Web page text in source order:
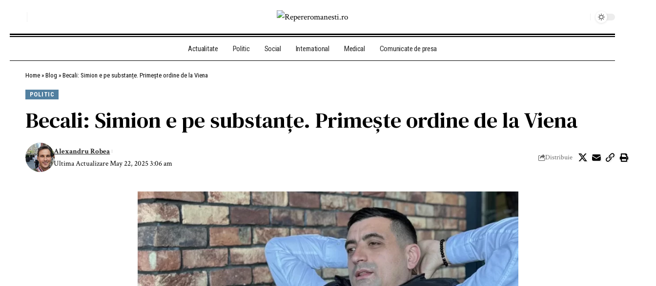
Actualitate Politic Social International Medical Comunicate de presa
Home » Blog » Becali: Simion e pe substanțe. Primește ordine de la Viena
POLITIC
Becali: Simion e pe substanțe. Primește ordine de la Viena
Ultima Actualizare May 22, 2025 3:06 am
Alexandru Robea
Distribuie